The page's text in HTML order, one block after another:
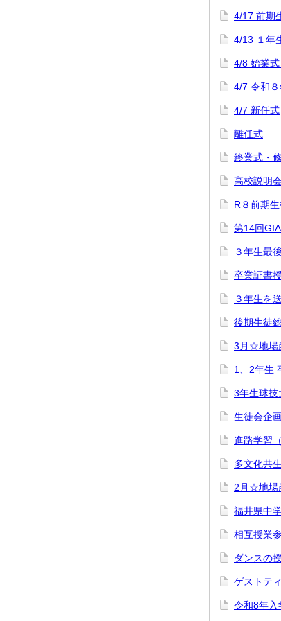
4/17 前期
4/13 １年
4/8 始業
4/7 令和
4/7 新任式
離任式
終業式・
高校説明
R８前期
第14回
３年生最
卒業証書
３年生を
後期生徒
3月☆地場
1、2年生
3年生球技
生徒会企
進路学習
多文化共
2月☆地場
福井県中
相互授業
ダンスの
ゲストテ
令和8年入